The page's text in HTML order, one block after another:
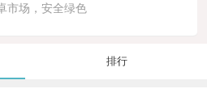
市场，安全绿色
排行